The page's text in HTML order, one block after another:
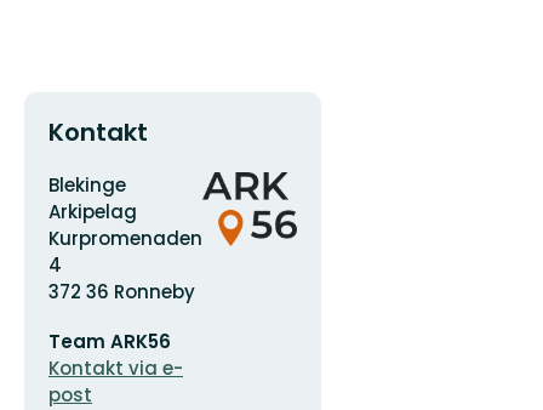
Kontakt
Adress
Blekinge
Arkipelag
Kurpromenaden
4
372 36 Ronneby
postadress
Team ARK56
Kontakt via e-
post
Organisationens
logotyp